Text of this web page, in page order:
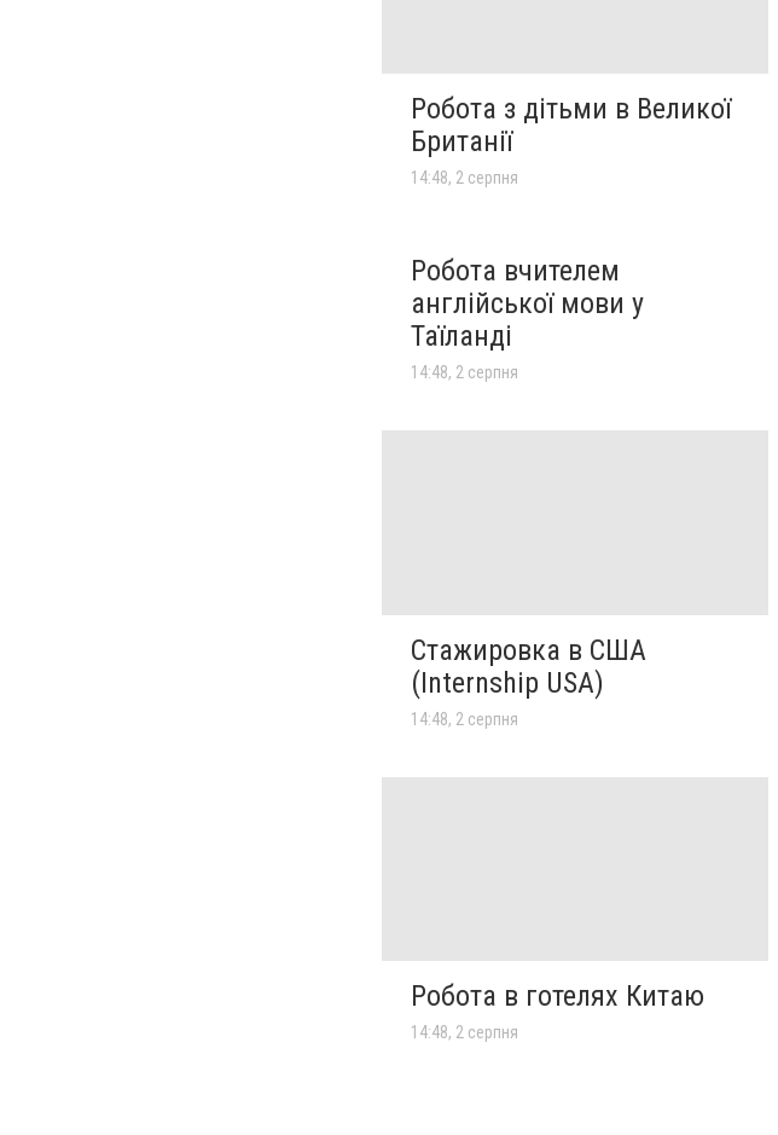
Робота з дітьми в Великої
Британії
14:48, 2 серпня
Робота вчителем
англійської мови у
Таїланді
14:48, 2 серпня
Стажировка в США
(Internship USA)
14:48, 2 серпня
Робота в готелях Китаю
14:48, 2 серпня